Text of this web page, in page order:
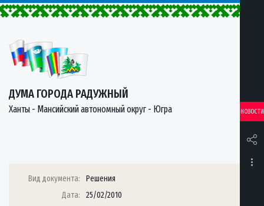
ДУМА ГОРОДА РАДУЖНЫЙ
Ханты - Мансийский автономный округ - Югра НОВОСТИ
Вид документа:
Решения
Дата:
25/02/2010